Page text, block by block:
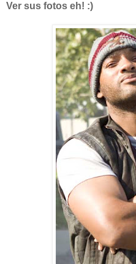
Ver sus fotos eh! :)